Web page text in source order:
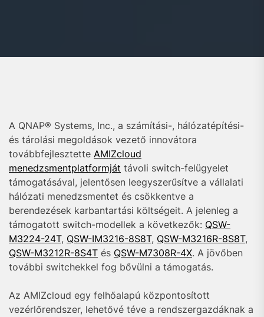
A QNAP® Systems, Inc., a számítási-, hálózatépítési-
és tárolási megoldások vezető innovátora
továbbfejlesztette AMIZcloud
menedzsmentplatformját távoli switch-felügyelet
támogatásával, jelentősen leegyszerűsítve a vállalati
hálózati menedzsmentet és csökkentve a
berendezések karbantartási költségeit. A jelenleg a
támogatott switch-modellek a következők: QSW-
M3224-24T, QSW-IM3216-8S8T, QSW-M3216R-8S8T,
QSW-M3212R-8S4T és QSW-M7308R-4X. A jövőben
további switchekkel fog bővülni a támogatás.
Az AMIZcloud egy felhőalapú központosított
vezérlőrendszer, lehetővé téve a rendszergazdáknak a